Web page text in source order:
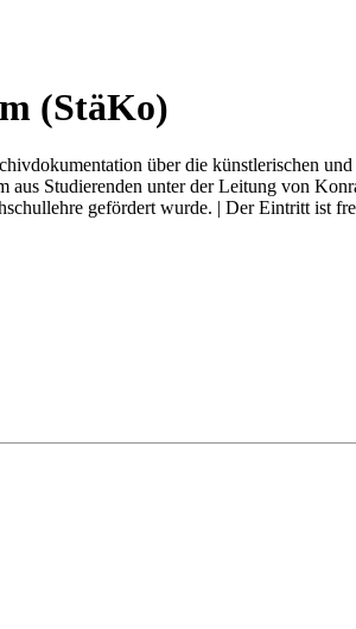
(StäKo)
über die künstlerischen
Studierenden unter der Leitung von
gefördert wurde. | Der Eintritt ist